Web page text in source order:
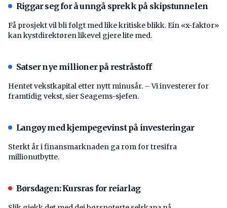
Riggar seg for å unngå sprekk på skipstunnelen
Få prosjekt vil bli følgt med like kritiske blikk. Ein «x-faktor»
kan kystdirektøren likevel gjere lite med.
Satser nye millioner på restråstoff
Hentet vekstkapital etter nytt minusår. – Vi investerer for
framtidig vekst, sier Seagems-sjefen.
Langøy med kjempegevinst på investeringar
Sterkt år i finansmarknaden ga rom for tresifra
millionutbytte.
Børsdagen: Kursras for reiarlag